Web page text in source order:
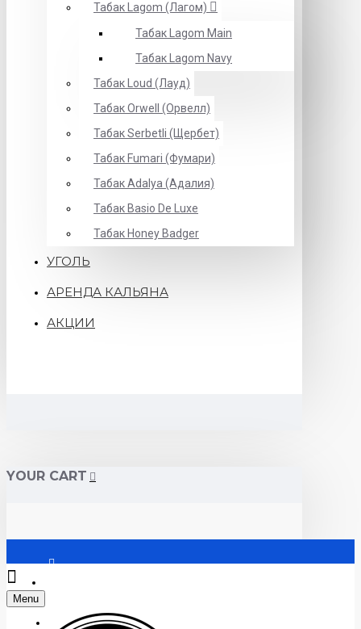
Табак Lagom (Лагом)
Табак Lagom Main
Табак Lagom Navy
Табак Loud (Лауд)
Табак Orwell (Орвелл)
Табак Serbetli (Щербет)
Табак Fumari (Фумари)
Табак Adalya (Адалия)
Табак Basio De Luxe
Табак Honey Badger
УГОЛЬ
АРЕНДА КАЛЬЯНА
АКЦИИ
YOUR CART
Регистрация
Menu